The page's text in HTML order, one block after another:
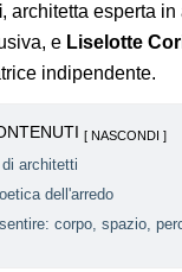
, architetta esperta
e Liselotte
indipendente.
architetti
dell'arredo
corpo, spazio,